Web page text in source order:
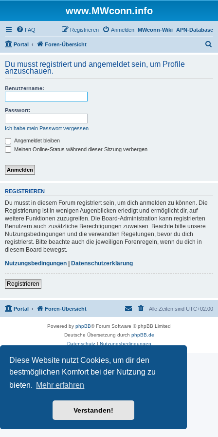
Diese Website nutzt Cookies, um dir den
bestmöglichen Komfort bei der Nutzung zu
bieten. Mehr erfahren
Verstanden!
www.MWconn.info
FAQ APN-Database
MWconn-Wiki
Anmelden
Registrieren
Portal Foren-Übersicht
h
Du musst registriert und angemeldet sein, um Profile
anzuschauen.
Benutzername:
Passwort:
Ich habe mein Passwort vergessen
Angemeldet bleiben
Meinen Online-Status während dieser Sitzung verbergen
REGISTRIEREN
Du musst in diesem Forum registriert sein, um dich anmelden zu können. Die
Registrierung ist in wenigen Augenblicken erledigt und ermöglicht dir, auf
weitere Funktionen zuzugreifen. Die Board-Administration kann registrierten
Benutzern auch zusätzliche Berechtigungen zuweisen. Beachte bitte unsere
Nutzungsbedingungen und die verwandten Regelungen, bevor du dich
registrierst. Bitte beachte auch die jeweiligen Forenregeln, wenn du dich in
diesem Board bewegst.
Nutzungsbedingungen | Datenschutzerklärung
Registrieren
Portal Foren-Übersicht Alle Zeiten sind UTC+02:00
Powered by phpBB® Forum Software © phpBB Limited
Deutsche Übersetzung durch phpBB.de
Datenschutz| Nutzungsbedingungen